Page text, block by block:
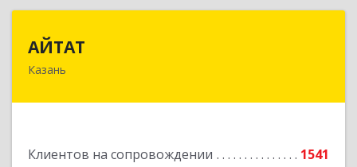
АЙТАТ
Казань
Клиентов на сопровождении
1541
Подробнее